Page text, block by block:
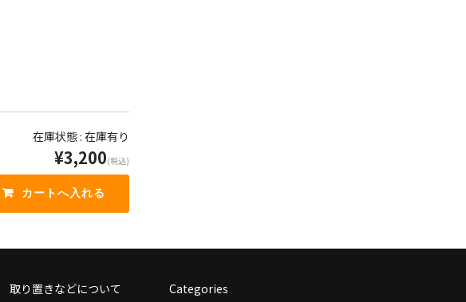
使
っ
て
だ
さ
印
キ
ー
使
っ
い。
在庫状態 : 在庫有り
¥3,200(税込)
取り置きなどについて
Categories